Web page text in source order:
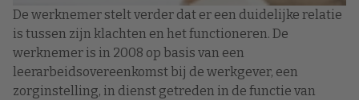
De werknemer stelt verder dat er een duidelijke relatie
is tussen zijn klachten en het functioneren. De
werknemer is in 2008 op basis van een
leerarbeidsovereenkomst bij de werkgever, een
zorginstelling, in dienst getreden in de functie van